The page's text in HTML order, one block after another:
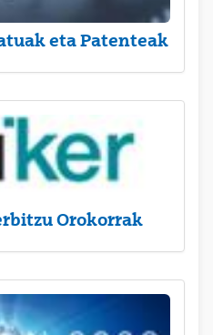
eta Patenteak
Orokorrak